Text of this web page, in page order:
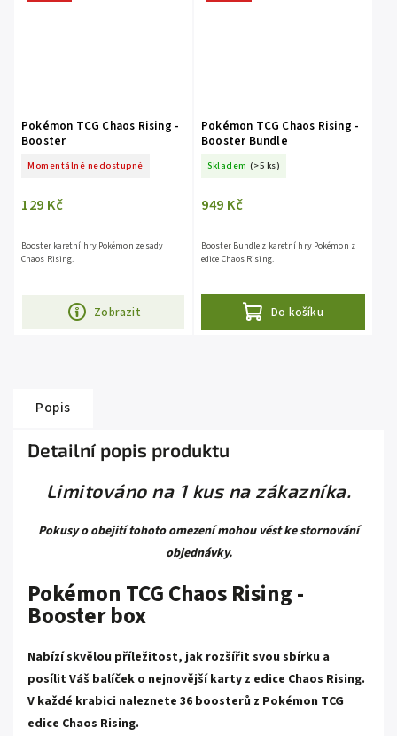
Pokémon TCG Chaos Rising -
Booster
Momentálně nedostupné
129 Kč
Zobrazit
Booster karetní hry Pokémon ze sady
Chaos Rising.
Pokémon TCG Chaos Rising -
Booster Bundle
Skladem (>5 ks)
949 Kč
Do košíku
Booster Bundle z karetní hry Pokémon z
edice Chaos Rising.
Popis
Detailní popis produktu
Limitováno na 1 kus na zákazníka.
Pokusy o obejití tohoto omezení mohou vést ke stornování
objednávky.
Pokémon TCG Chaos Rising -
Booster box
Nabízí skvělou příležitost, jak rozšířit svou sbírku a
posílit Váš balíček o nejnovější karty z edice Chaos Rising.
V každé krabici naleznete 36 boosterů z Pokémon TCG
edice Chaos Rising.